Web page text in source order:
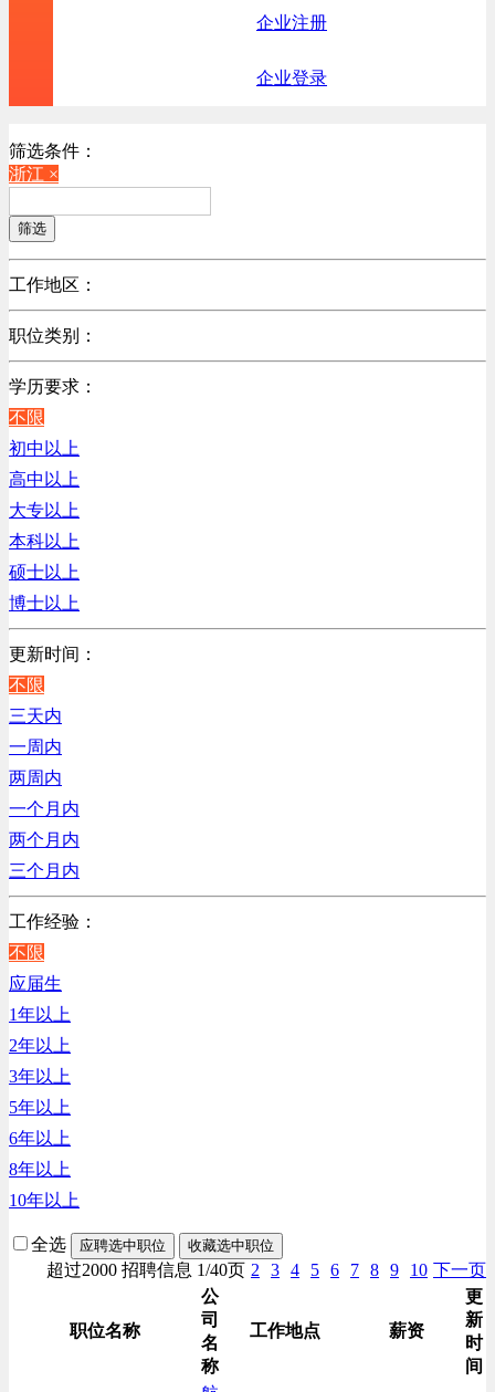
企业注册
企业登录
筛选条件：
浙江 ×
筛选
工作地区：
不限
北京
广东
江苏
陕西
浙江
辽宁
上海
职位类别：
不限
机械制造/仪器仪表类
计算机硬件类
销售管理类
贸易/物流/仓储/采购类
客服及凯发娱乐网址的技术支持类
高级管理类
电子/电器/半导体类
电力电气/能源/自动化
咨询/顾问/法律类
程序/语言开发类
行政/后勤/文秘类
销售类
人力资源类
互联网/电子商务/游戏类
建筑装潢/市政建设类
通信/移动互联网/手机类
技工/维修类
房地产开发/物业管理类
生产/加工/认证类
综合技术类
财务/审计/税务类
学历要求：
不限
初中以上
高中以上
大专以上
本科以上
硕士以上
博士以上
更新时间：
不限
三天内
一周内
两周内
一个月内
两个月内
三个月内
工作经验：
不限
应届生
1年以上
2年以上
3年以上
5年以上
6年以上
8年以上
10年以上
全选 应聘选中职位 收藏选中职位
超过2000 招聘信息 1/40页 2 3 4 5 6 7 8 9 10 下一页
职位名称
公
司
名
称
工作地点 薪资
更
新
时
间